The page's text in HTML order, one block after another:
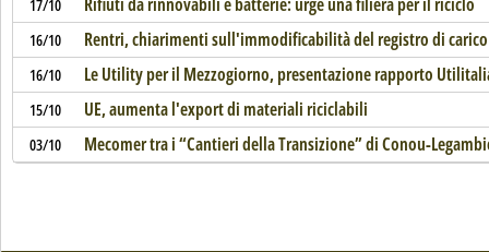
17/10
16/10 Rentri, chiarimenti sull'immodificabilità del registro di
16/10 Le Utility per il Mezzogiorno, presentazione rapporto
15/10 UE, aumenta l'export di materiali riciclabili
03/10 Mecomer tra i “Cantieri della Transizione” di Conou-